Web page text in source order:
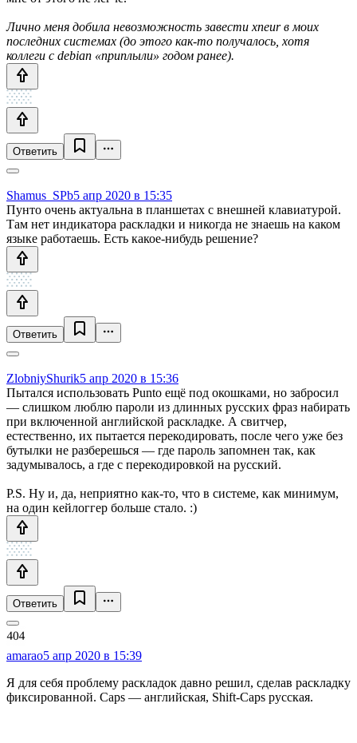
Лично меня добила невозможность завести xneur в моих
последних системах (до этого как-то получалось, хотя
коллеги с debian «приплыли» годом ранее).
Ответить
Shamus_SPb5 апр 2020 в 15:35
Пунто очень актуальна в планшетах с внешней клавиатурой.
Там нет индикатора раскладки и никогда не знаешь на каком
языке работаешь. Есть какое-нибудь решение?
Ответить
ZlobniyShurik5 апр 2020 в 15:36
Пытался использовать Punto ещё под окошками, но забросил
— слишком люблю пароли из длинных русских фраз набирать
при включенной английской раскладке. А свитчер,
естественно, их пытается перекодировать, после чего уже без
бутылки не разберешься — где пароль запомнен так, как
задумывалось, а где с перекодировкой на русский.
P.S. Ну и, да, неприятно как-то, что в системе, как минимум,
на один кейлоггер больше стало. :)
Ответить
amarao5 апр 2020 в 15:39
Я для себя проблему раскладок давно решил, сделав раскладку
фиксированной. Caps — английская, Shift-Caps русская.